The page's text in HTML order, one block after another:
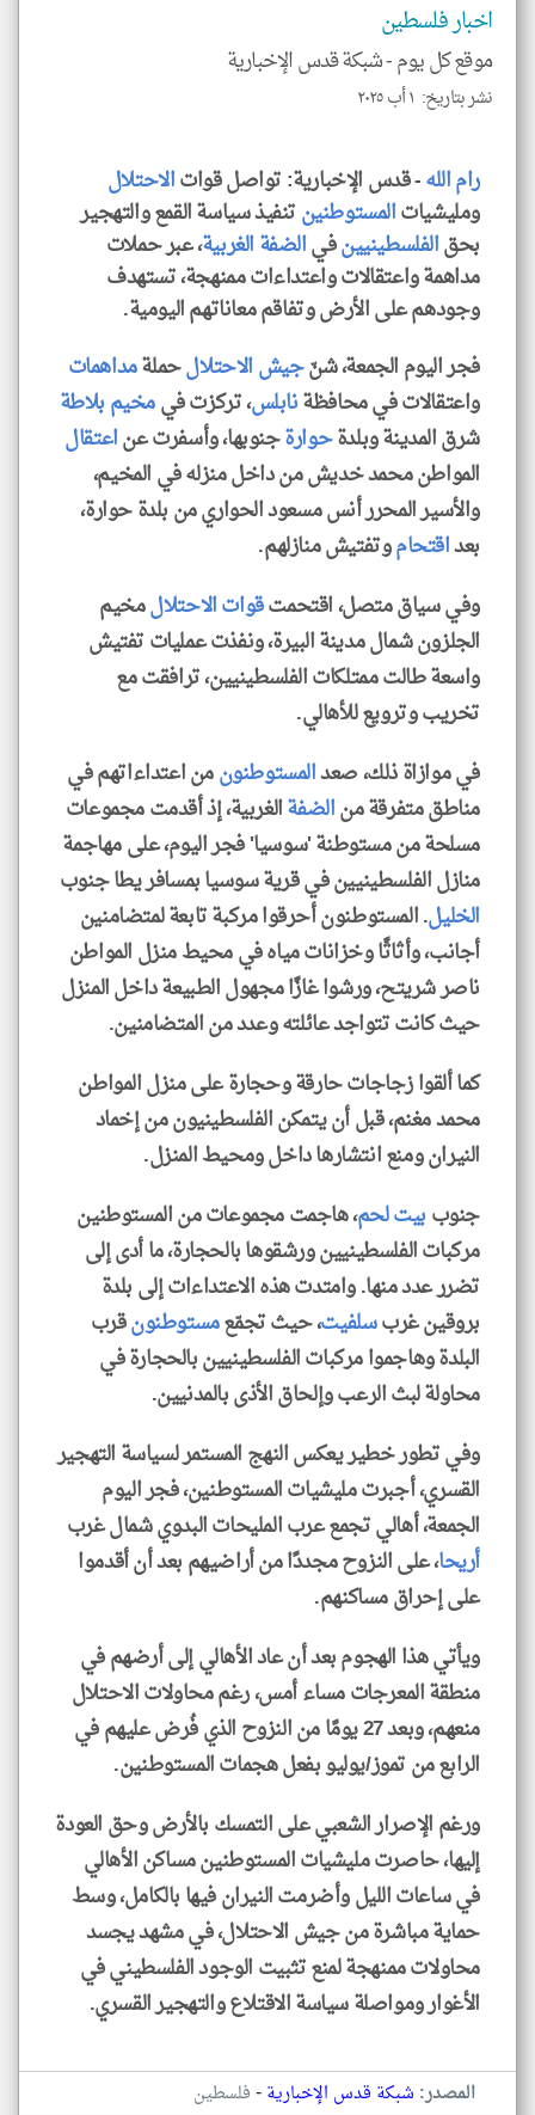
اخبار فلسطين
موقع كل يوم -شبكة قدس الإخبارية
نشر بتاريخ: ١ أب ٢٠٢٥
رام الله- قدس الإخبارية: تواصل قواتالاحتلال
ومليشياتالمستوطنينتنفيذ سياسة القمع والتهجير
بحقالفلسطينيينفيالضفة الغربية، عبر حملات
مداهمة واعتقالات واعتداءات ممنهجة، تستهدف
وجودهم على الأرض وتفاقم معاناتهم اليومية.
فجر اليوم الجمعة، شنّجيش الاحتلالحملةمداهمات
واعتقالات في محافظةنابلس، تركزت فيمخيم بلاطة
شرق المدينة وبلدةحوارةجنوبها، وأسفرت عناعتقال
المواطن محمد خديش من داخل منزله في المخيم،
والأسير المحرر أنس مسعود الحواري من بلدة حوارة،
بعداقتحاموتفتيش منازلهم.
وفي سياق متصل، اقتحمتقوات الاحتلالمخيم
الجلزون شمال مدينة البيرة، ونفذت عمليات تفتيش
واسعة طالت ممتلكات الفلسطينيين، ترافقت مع
تخريب وترويع للأهالي.
في موازاة ذلك، صعدالمستوطنونمن اعتداءاتهم في
مناطق متفرقة منالضفةالغربية، إذ أقدمت مجموعات
مسلحة من مستوطنة 'سوسيا' فجر اليوم، على مهاجمة
منازل الفلسطينيين في قرية سوسيا بمسافر يطا جنوب
الخليل. المستوطنون أحرقوا مركبة تابعة لمتضامنين
أجانب، وأثاثًا وخزانات مياه في محيط منزل المواطن
ناصر شريتح، ورشوا غازًا مجهول الطبيعة داخل المنزل
حيث كانت تتواجد عائلته وعدد من المتضامنين.
كما ألقوا زجاجات حارقة وحجارة على منزل المواطن
محمد مغنم، قبل أن يتمكن الفلسطينيون من إخماد
النيران ومنع انتشارها داخل ومحيط المنزل.
جنوببيت لحم، هاجمت مجموعات من المستوطنين
مركبات الفلسطينيين ورشقوها بالحجارة، ما أدى إلى
تضرر عدد منها. وامتدت هذه الاعتداءات إلى بلدة
بروقين غربسلفيت، حيث تجمّعمستوطنونقرب
البلدة وهاجموا مركبات الفلسطينيين بالحجارة في
محاولة لبث الرعب وإلحاق الأذى بالمدنيين.
وفي تطور خطير يعكس النهج المستمر لسياسة التهجير
القسري، أجبرت مليشيات المستوطنين، فجر اليوم
الجمعة، أهالي تجمع عرب المليحات البدوي شمال غرب
أريحا، على النزوح مجددًا من أراضيهم بعد أن أقدموا
على إحراق مساكنهم.
ويأتي هذا الهجوم بعد أن عاد الأهالي إلى أرضهم في
منطقة المعرجات مساء أمس، رغم محاولات الاحتلال
منعهم، وبعد 27 يومًا من النزوح الذي فُرض عليهم في
الرابع من تموز/يوليو بفعل هجمات المستوطنين.
ورغم الإصرار الشعبي على التمسك بالأرض وحق العودة
إليها، حاصرت مليشيات المستوطنين مساكن الأهالي
في ساعات الليل وأضرمت النيران فيها بالكامل، وسط
حماية مباشرة من جيش الاحتلال، في مشهد يجسد
محاولات ممنهجة لمنع تثبيت الوجود الفلسطيني في
الأغوار ومواصلة سياسة الاقتلاع والتهجير القسري.
المصدر: شبكة قدس الإخبارية-فلسطين
klyoum.com